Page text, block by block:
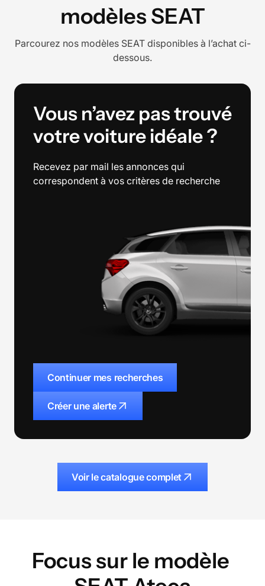
modèles SEAT
Parcourez nos modèles SEATdisponibles à l’achat ci-
dessous.
Vous n’avez pas trouvé
votre voiture idéale ?
Recevez par mail les annonces qui
correspondent à vos critères de recherche
Continuer mes recherches
Créer une alerte
Voir le catalogue complet
Focus sur le modèle